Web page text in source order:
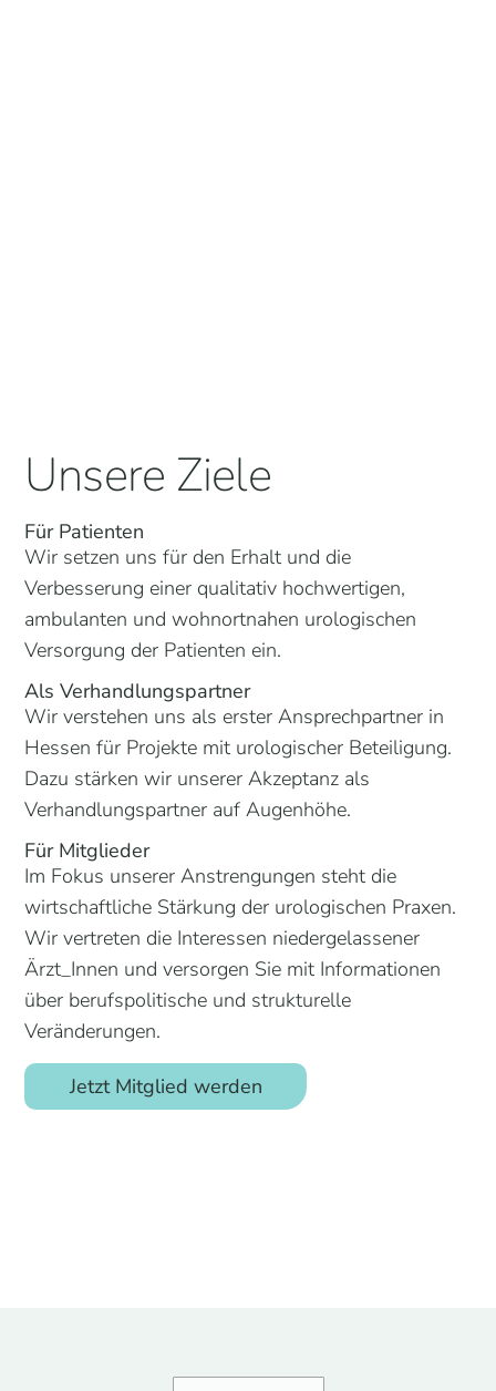
Unsere Ziele
Für Patienten
Wir setzen uns für den Erhalt und die
Verbesserung einer qualitativ hochwertigen,
ambulanten und wohnortnahen urologischen
Versorgung der Patienten ein.
Als Verhandlungspartner
Wir verstehen uns als erster Ansprechpartner in
Hessen für Projekte mit urologischer Beteiligung.
Dazu stärken wir unserer Akzeptanz als
Verhandlungspartner auf Augenhöhe.
Für Mitglieder
Im Fokus unserer Anstrengungen steht die
wirtschaftliche Stärkung der urologischen Praxen.
Wir vertreten die Interessen niedergelassener
Ärzt_Innen und versorgen Sie mit Informationen
über berufspolitische und strukturelle
Veränderungen.
Jetzt Mitglied werden